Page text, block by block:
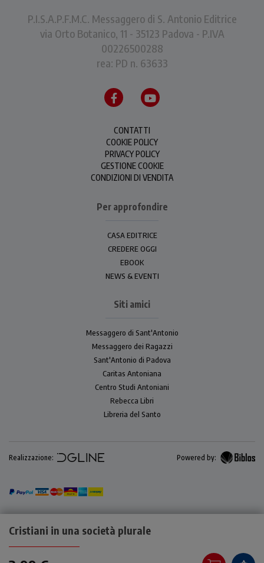
Cristiani in una società plurale
P.I.S.A.P.F.M.C. Messaggero di S. Antonio Editrice
via Orto Botanico, 11 - 35123 Padova - P.IVA
00226500288
rea: PD n. 63633
CONTATTI
COOKIE POLICY
PRIVACY POLICY
GESTIONE COOKIE
CONDIZIONI DI VENDITA
Per approfondire
CASA EDITRICE
CREDERE OGGI
EBOOK
NEWS & EVENTI
Siti amici
Messaggero di Sant'Antonio
Messaggero dei Ragazzi
Sant'Antonio di Padova
Caritas Antoniana
Centro Studi Antoniani
Rebecca Libri
Libreria del Santo
Realizzazione: Powered by: